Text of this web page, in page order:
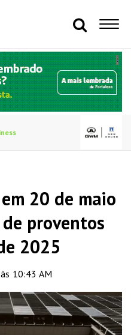
20 de maio
proventos
2025
10:43 AM